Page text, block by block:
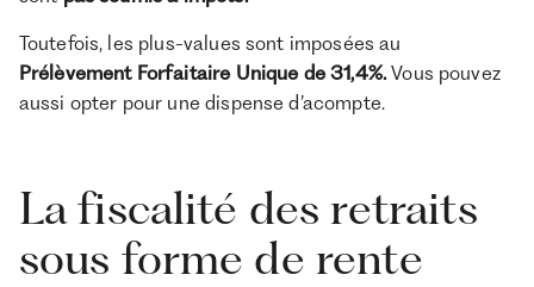
Toutefois, les plus-values sont imposées au
Prélèvement Forfaitaire Unique de 31,4%.Vous pouvez
aussi opter pour une dispense d’acompte.
La fiscalité des retraits
sous forme de rente